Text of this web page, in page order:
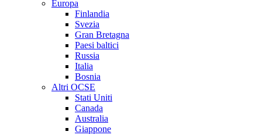
Europa
Finlandia
Svezia
Gran Bretagna
Paesi baltici
Russia
Italia
Bosnia
Altri OCSE
Stati Uniti
Canada
Australia
Giappone